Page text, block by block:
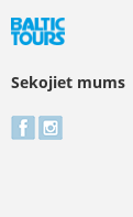
Sekojiet mums